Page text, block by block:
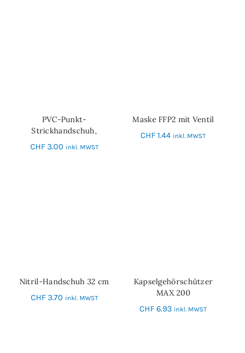
IN DEN WARENKORB
PVC-Punkt-
Strickhandschuh,
Grösse 9
CHF3.00 inkl. MWST
IN DEN WARENKORB
Maske FFP2 mit Ventil
CHF 1.44 inkl. MWST
SCHNELL-EINKAUF
Nitril-Handschuh 32 cm
CHF3.70 inkl. MWST
IN DEN WARENKORB
Kapselgehörschützer
MAX 200
CHF 6.93 inkl. MWST